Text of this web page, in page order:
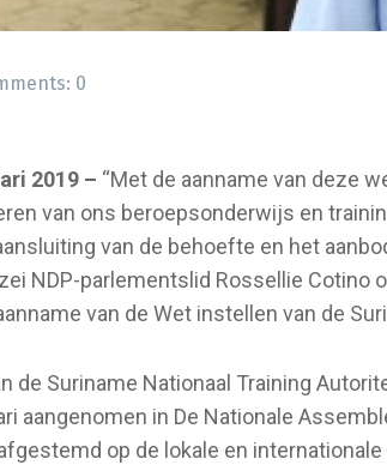
0
2019 – “Met de aanname van deze
van ons beroepsonderwijs en
van de behoefte en het
NDP-parlementslid Rossellie Cotino
van de Wet instellen van de
de Suriname Nationaal Training
aangenomen in De Nationale
op de lokale en